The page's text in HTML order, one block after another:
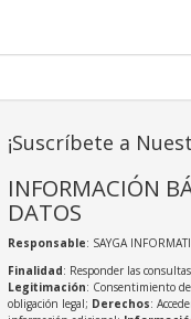
¡Suscríbete a
INFORMACIÓN
DATOS
Responsable: SAYGA
Finalidad: Responder las
Legitimación: Consentimiento
obligación legal; Derechos: